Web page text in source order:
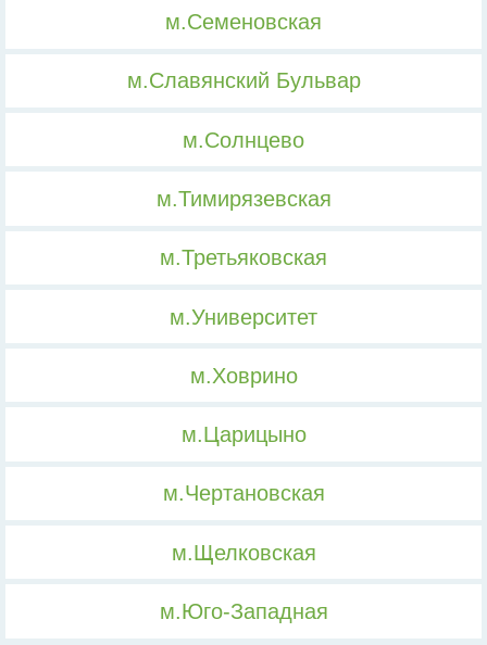
м.Семеновская
м.Славянский Бульвар
м.Солнцево
м.Тимирязевская
м.Третьяковская
м.Университет
м.Ховрино
м.Царицыно
м.Чертановская
м.Щелковская
м.Юго-Западная